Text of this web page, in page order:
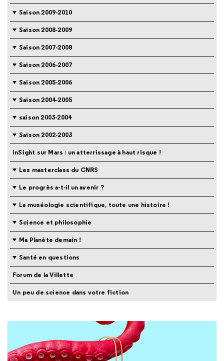
Saison 2009-2010
Saison 2008-2009
Saison 2007-2008
Saison 2006-2007
Saison 2005-2006
Saison 2004-2005
saison 2003-2004
Saison 2002-2003
InSight sur Mars : un atterrissage à haut risque !
Les masterclass du CNRS
Le progrès a-t-il un avenir ?
La muséologie scientifique, toute une histoire !
Science et philosophie
Ma Planète demain !
Santé en questions
Forum de la Villette
Un peu de science dans votre fiction